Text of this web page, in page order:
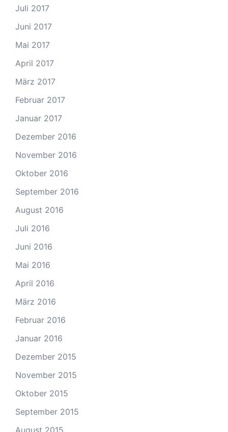
Juli 2017
Juni 2017
Mai 2017
April 2017
März 2017
Februar 2017
Januar 2017
Dezember 2016
November 2016
Oktober 2016
September 2016
August 2016
Juli 2016
Juni 2016
Mai 2016
April 2016
März 2016
Februar 2016
Januar 2016
Dezember 2015
November 2015
Oktober 2015
September 2015
August 2015